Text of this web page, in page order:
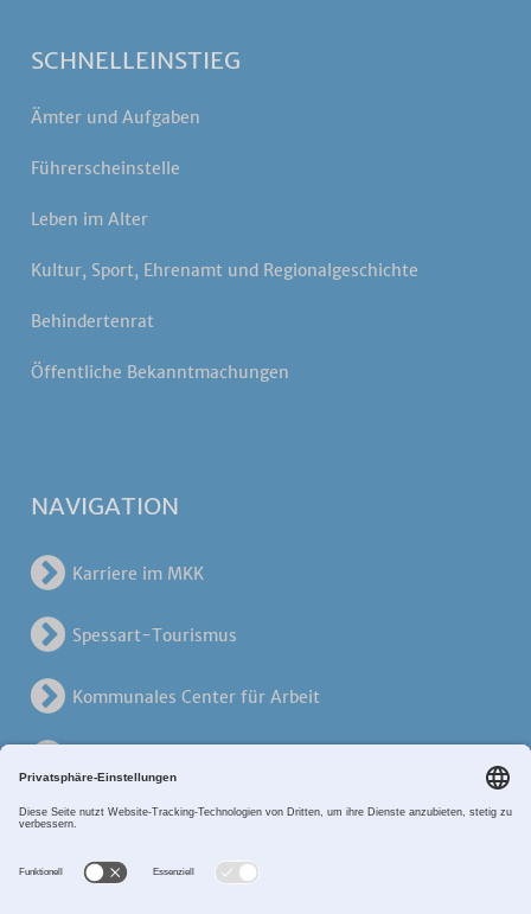
SCHNELLEINSTIEG
Ämter und Aufgaben
Führerscheinstelle
Leben im Alter
Kultur, Sport, Ehrenamt und Regionalgeschichte
Behindertenrat
Öffentliche Bekanntmachungen
NAVIGATION
Karriere im MKK
Spessart-Tourismus
Kommunales Center für Arbeit
Alten- und Pflegezentren
Breitband MKK